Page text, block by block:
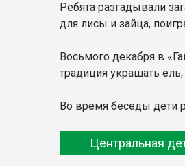
Ребята разгадывали
для лисы и зайца,
Восьмого декабря в
традиция украшать
Во время беседы дети
Центральная